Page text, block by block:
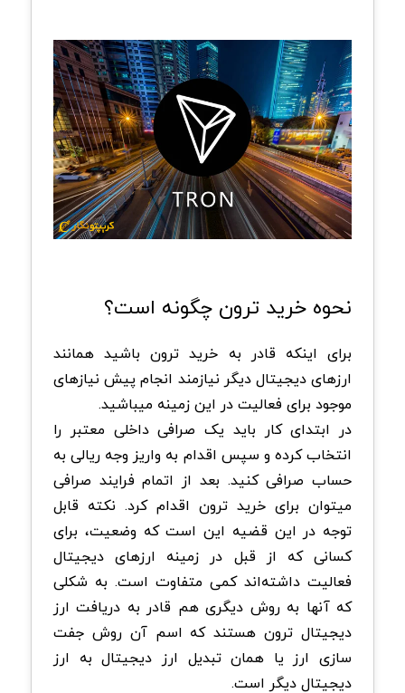
نحوه خرید ترون چگونه است؟
برای اینکه قادر به خرید ترون باشید همانند
ارزهای دیجیتال دیگر نیازمند انجام پیش نیازهای
موجود برای فعالیت در این زمینه میباشید.
در ابتدای کار باید یک صرافی داخلی معتبر را
انتخاب کرده و سپس اقدام به واریز وجه ریالی به
حساب صرافی کنید. بعد از اتمام فرایند صرافی
میتوان برای خرید ترون اقدام کرد. نکته قابل
توجه در این قضیه این است که وضعیت، برای
کسانی که از قبل در زمینه ارزهای دیجیتال
فعالیت داشته‌اند کمی متفاوت است. به شکلی
که آنها به روش دیگری هم قادر به دریافت ارز
دیجیتال ترون هستند که اسم آن روش جفت
سازی ارز یا همان تبدیل ارز دیجیتال به ارز
دیجیتال دیگر است.